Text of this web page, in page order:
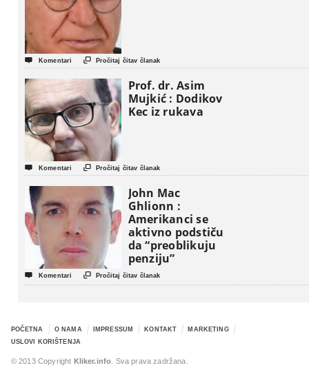
 Komentari  Pročitaj čitav članak
Prof. dr. Asim
Mujkić : Dodikov
Kec iz rukava
 Komentari  Pročitaj čitav članak
John Mac
Ghlionn :
Amerikanci se
aktivno podstiču
da “preoblikuju
penziju”
 Komentari  Pročitaj čitav članak
POČETNA O NAMA IMPRESSUM KONTAKT
MARKETING
USLOVI KORIŠTENJA
© 2013 Copyright Kliker.info . Sva prava zadržana.